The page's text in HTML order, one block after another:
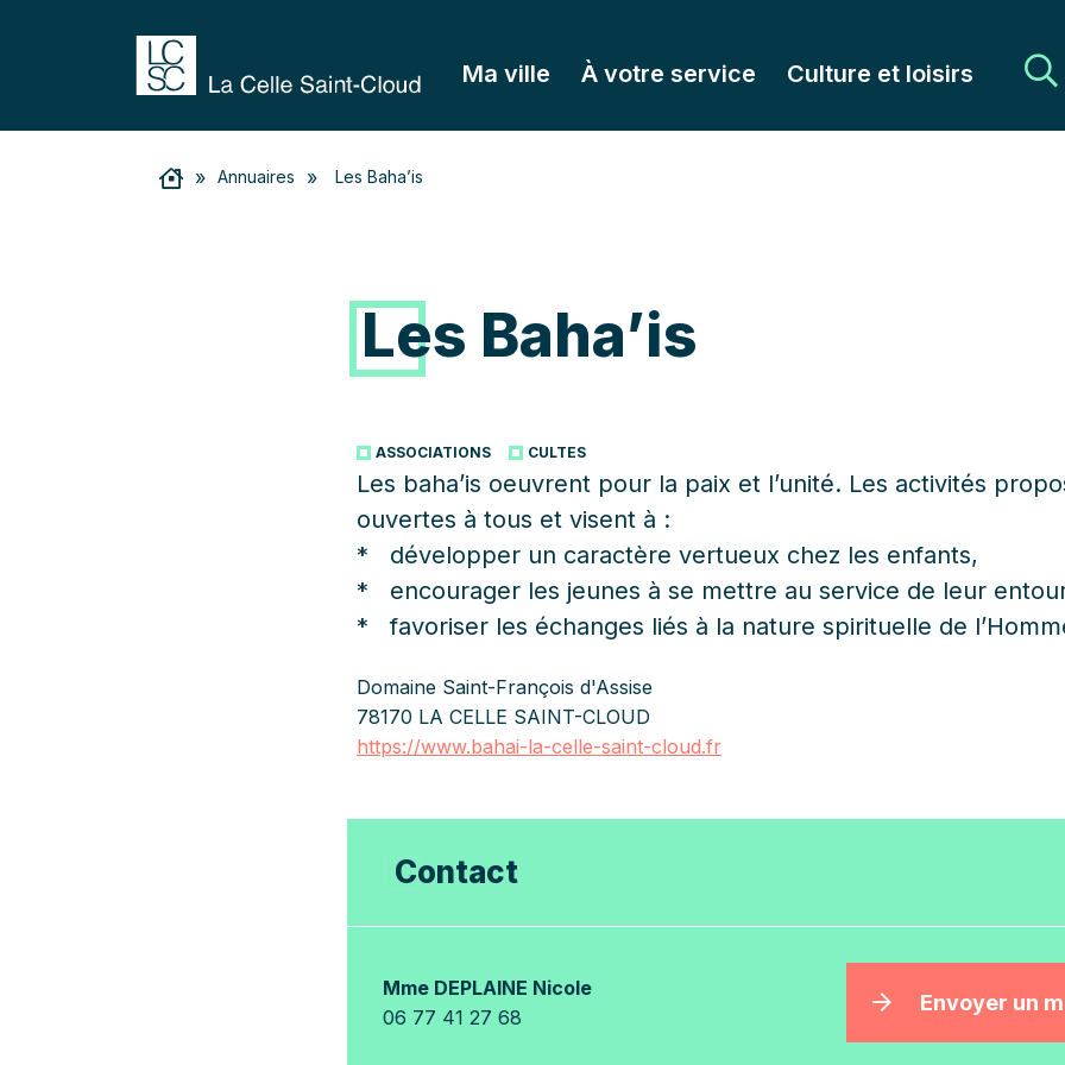
Ma ville À votre service Culture et loisirs
» Annuaires » Les Baha’is
Les Baha’is
ASSOCIATIONS CULTES
Les baha’is oeuvrent pour la paix et l’unité. Les activités
ouvertes à tous et visent à :
* développer un caractère vertueux chez les enfants,
* encourager les jeunes à se mettre au service de leur
* favoriser les échanges liés à la nature spirituelle de
Domaine Saint-François d'Assise
78170 LA CELLE SAINT-CLOUD
https://www.bahai-la-celle-saint-cloud.fr
Contact
Envoyer un
Mme DEPLAINE Nicole
06 77 41 27 68